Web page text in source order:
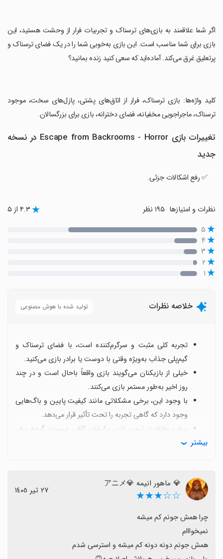
‏اگر شما علاقمند به بازی‌های ترسناک و تجربیات فرار از وحشت هستید، این
بازی برای شما مناسب است. این بازی به‌خوبی شما را در یک فضای ترسناک و
پرتعلیق غرق می‌کند. آماده‌اید که سعی کنید زنده بمانید؟
‏کلید واژه‌ها: بازی ترسناک، فرار از اتاق‌های پشتی، پازل‌های سخت، موجود
ترسناک، ماجراجویی مخفیانه، فضای دخترانه، بازی برای بزرگسالان.
تغییرات بازی Escape from Backrooms - Horror در نسخه
جدید
✅ رفع اشکالات جزئی.
نظرات و امتیازها ۴.۳ از ۵
۵
۴
۳
۲
۱
خلاصه نظرات تولید شده با هوش مصنوعی
تجربه کلی مثبت و سرگرم‌کننده است، با فضای ترسناک و
گیم‌پلی جذاب به‌ویژه وقتی با دوست یا برادر بازی می‌کنید.
خیلی از بازیکنان می‌گویند بازی واقعاً باحال است و در چند
روز اخیر به‌طور مستمر بازی می‌کنند.
با وجود این، برخی مشکلاتی مانند کیفیت پایین و باگ‌هایی
وجود دارد که گاهی تجربه را تحت تأثیر قرار می‌دهد.
برخی معتقدند ترس بازی برایشان کافی نیست، گرچه برای
برخی دیگر فضای ترس و هیجان خوشایند است.
با وجود باگ‌ها و کمبودهای کیفیت، تجربه کلی مثبت است و
اگر این مشکلات برطرف شود بازی گزینه خوبی برای
دوستداران ترس و معما خواهد بود.
بیشتر
💎 ماهور انیمه 💎アニメ
☆☆★★★ ٢٧ تیر ١٤٠٥